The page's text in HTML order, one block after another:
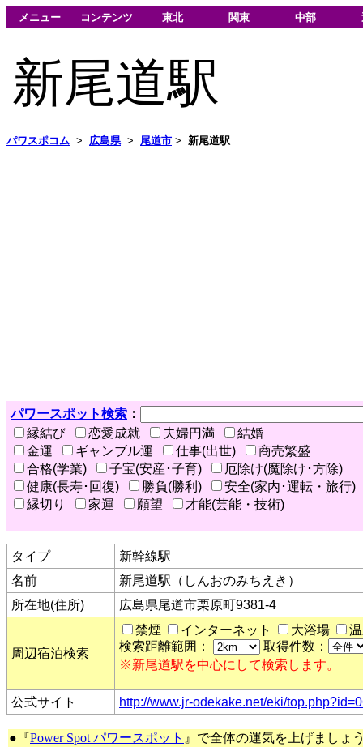
メニュー コンテンツ 東北 関東 中部
新尾道駅
パワスポコム > 広島県> 尾道市 > 新尾道駅
パワースポット検索 ：
縁結び
恋愛成就 夫婦円満
結婚
金運
ギャンブル運 仕事(出世)
商売繁盛
合格(学業)
子宝(安産･子育)
厄除け(魔除け･方除)
健康(長寿･回復)
勝負(勝利)
安全(家内･運転・旅行)
縁切り
家運 願望 才能(芸能・技術)
タイプ
新幹線駅
名前
新尾道駅（しんおのみちえき）
所在地(住所)
広島県尾道市栗原町9381-4
周辺宿泊検索
禁煙 インターネット 大浴場
検索距離範囲：
取得件数：
※新尾道駅を中心にして検索します。
公式サイト http://www.jr-odekake.net/eki/
●『Power Spot パワースポット 』で全体の運気を上げましょ